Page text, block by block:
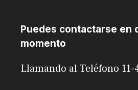
Puedes contactarse en
momento
Llamando al Teléfono 11-